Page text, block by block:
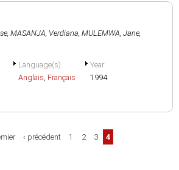
, MASANJA, Verdiana, MULEMWA, Jane,
Language(s)
Anglais, Français
Year
1994
‹ précédent 1 2 3 4